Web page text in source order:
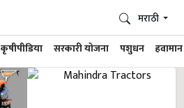
कृषीपीडिया सरकारी योजना पशुधन हवामान
मराठी